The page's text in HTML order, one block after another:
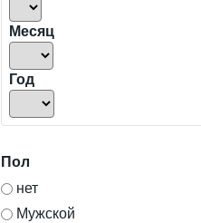
Месяц
Год
Пол
нет
Мужской